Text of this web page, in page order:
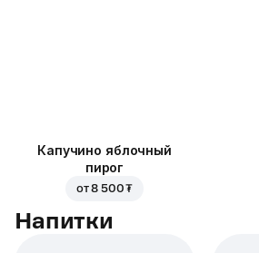
Капучино яблочный
пирог
от8 500 ₮
Напитки